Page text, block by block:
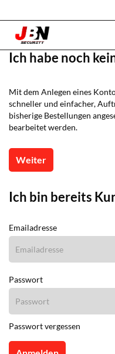
Ich habe noch
Mit dem Anlegen eines
schneller und einfacher,
bisherige Bestellungen
bearbeitet werden.
Weiter
Ich bin bereits
Emailadresse
Passwort
Passwort vergessen